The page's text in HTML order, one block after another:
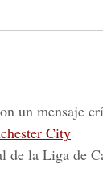
un mensaje
City
de la Liga de